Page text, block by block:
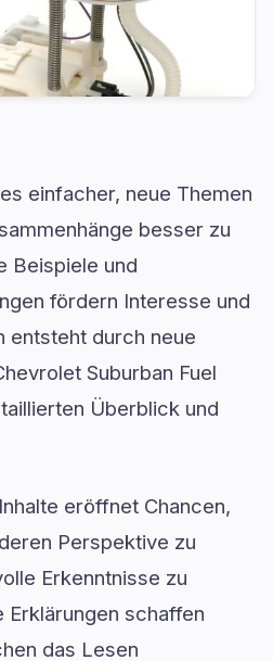
einfacher, neue Themen
besser zu
Beispiele und
fördern Interesse und
entsteht durch neue
Suburban Fuel
Überblick und
eröffnet Chancen,
Perspektive zu
Erkenntnisse zu
Erklärungen schaffen
das Lesen